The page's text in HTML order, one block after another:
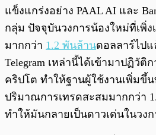
แข็งแกร่งอย่าง PAAL AI และ
กลุ่ม ปัจจุบันวงการน้องใหม่ที่เพิ่
มากกว่า 1.2 พันล้านดอลลาร์ไปแ
Telegram เหล่านี้ได้เข้ามาปฏิวั
คริปโต ทำให้ฐานผู้ใช้งานเพิ่มขึ้
ปริมาณการเทรดสะสมมากกว่า
ทำให้มันกลายเป็นดาวเด่นในวง